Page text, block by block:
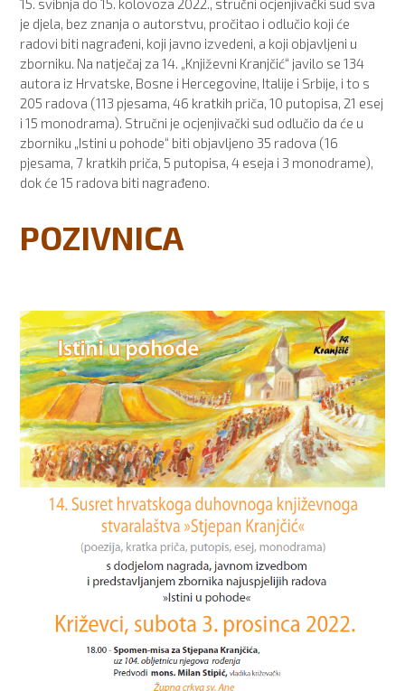
15. svibnja do 15. kolovoza 2022., stručni ocjenjivački sud sva
je djela, bez znanja o autorstvu, pročitao i odlučio koji će
radovi biti nagrađeni, koji javno izvedeni, a koji objavljeni u
zborniku. Na natječaj za 14. „Književni Kranjčić“ javilo se 134
autora iz Hrvatske, Bosne i Hercegovine, Italije i Srbije, i to s
205 radova (113 pjesama, 46 kratkih priča, 10 putopisa, 21 esej
i 15 monodrama). Stručni je ocjenjivački sud odlučio da će u
zborniku „Istini u pohode“ biti objavljeno 35 radova (16
pjesama, 7 kratkih priča, 5 putopisa, 4 eseja i 3 monodrame),
dok će 15 radova biti nagrađeno.
POZIVNICA